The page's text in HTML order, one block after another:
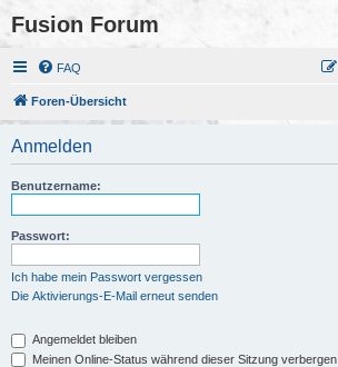
Fusion Forum
FAQ
Foren-Übersicht
Anmelden
Benutzername:
Passwort:
Ich habe mein Passwort vergessen
Die Aktivierungs-E-Mail erneut senden
Angemeldet bleiben
Meinen Online-Status während dieser Sitzung verbergen